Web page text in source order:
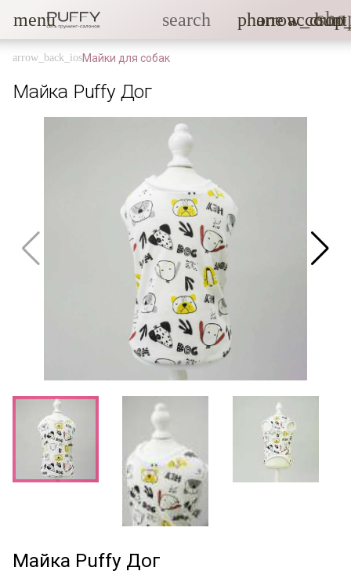
menu search phone
Майки для собак
Майка Puffy Дог
Майка Puffy Дог